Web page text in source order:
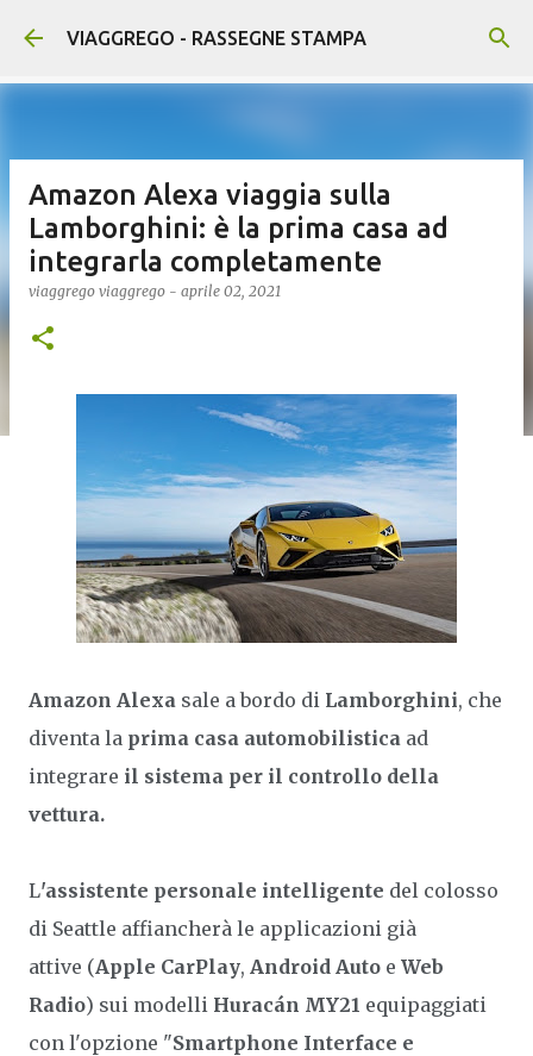
Passa ai contenuti principali
VIAGGREGO - RASSEGNE STAMPA
Amazon Alexa viaggia sulla
Lamborghini: è la prima casa ad
integrarla completamente
viaggrego viaggrego - aprile 02, 2021
Amazon Alexa sale a bordo di Lamborghini, che
diventa la prima casa automobilistica ad
integrare il sistema per il controllo della
vettura.
L'assistente personale intelligente del colosso
di Seattle affiancherà le applicazioni già
attive (Apple CarPlay, Android Auto e Web
Radio) sui modelli Huracán MY21 equipaggiati
con l'opzione "Smartphone Interface e